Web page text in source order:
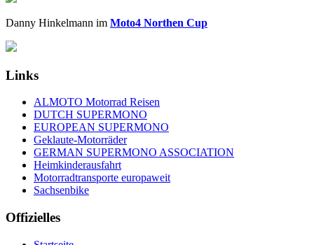
Danny Hinkelmann im Moto4 Northen Cup
Links
ALMOTO Motorrad Reisen
DUTCH SUPERMONO
EUROPEAN SUPERMONO
Geklaute-Motorräder
GERMAN SUPERMONO ASSOCIATION
Heimkinderausfahrt
Motorradtransporte europaweit
Sachsenbike
Offizielles